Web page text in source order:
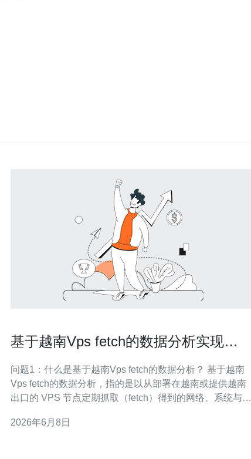
基于越南Vps fetch的数据分析实现节
问题1：什么是基于越南Vps fetch的数据分析？ 基于越南
Vps fetch的数据分析，指的是以从部署在越南或提供越南
出口的 VPS 节点定期抓取（fetch）得到的网络、系统与业
的一系列工作，目标是为运维和调度决策提供数据支撑。
2026年6月8日